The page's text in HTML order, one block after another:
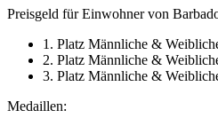
Preisgeld für Einwohner von
1. Platz Männliche &
2. Platz Männliche &
3. Platz Männliche &
Medaillen: